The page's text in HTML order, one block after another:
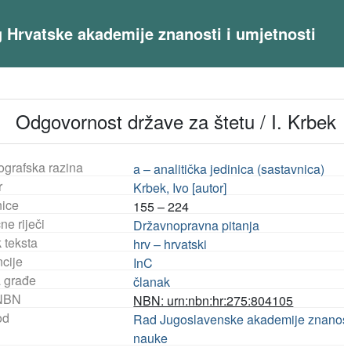
akademije znanosti i umjetnosti
Odgovornost države za štetu / I. Krbek
razina
a – analitička jedinica (sastavnica)
Krbek, Ivo [autor]
155 – 224
riječi
Državnopravna pitanja
teksta
hrv – hrvatski
InC
građe
članak
NBN: urn:nbn:hr:275:804105
Rad Jugoslavenske akademije
nauke